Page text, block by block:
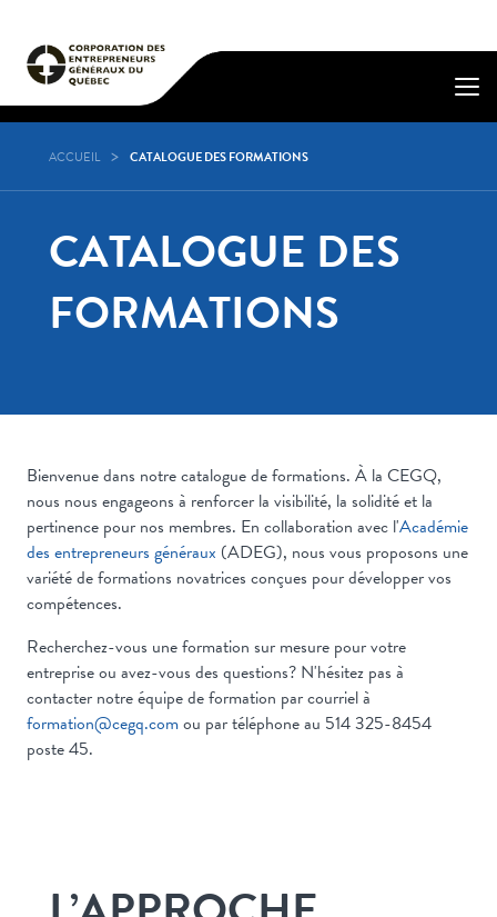
ACCUEIL CATALOGUE DES FORMATIONS
CATALOGUE DES
FORMATIONS
Bienvenue dans notre catalogue de formations. À la CEGQ,
nous nous engageons à renforcer la visibilité, la solidité et la
pertinence pour nos membres. En collaboration avec l'Académie
des entrepreneurs généraux (ADEG), nous vous proposons une
variété de formations novatrices conçues pour développer vos
compétences.
Recherchez-vous une formation sur mesure pour votre
entreprise ou avez-vous des questions? N'hésitez pas à
contacter notre équipe de formation par courriel à
formation@cegq.comou par téléphone au 514 325-8454
poste 45.